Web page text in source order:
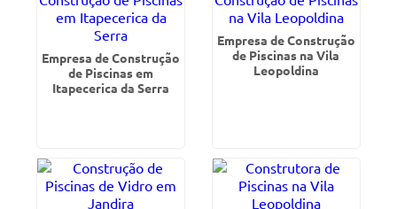
Empresa de Construção
de Piscinas em
Itapecerica da Serra
Empresa de Construção
de Piscinas na Vila
Leopoldina